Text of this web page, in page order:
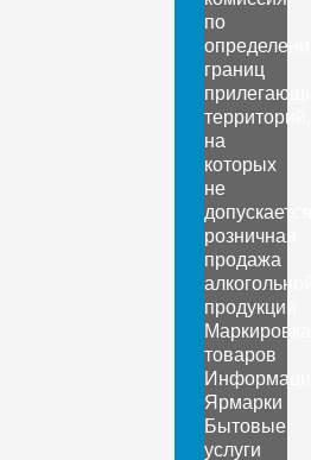
по
границ
территорий,
на
которых
не
допускается
розничная
продажа
продукции
Маркировка
товаров
Ярмарки
Бытовые
услуги